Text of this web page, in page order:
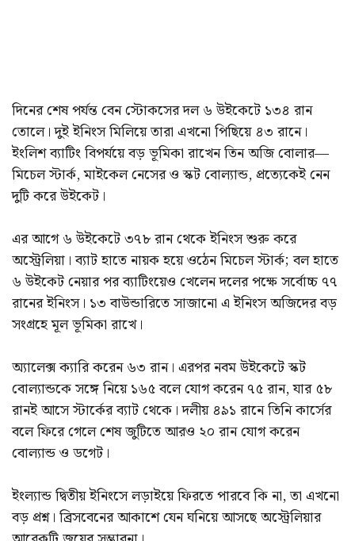
দিনের শেষ পর্যন্ত বেন স্টোকসের দল ৬ উইকেটে ১৩৪ রান
তোলে। দুই ইনিংস মিলিয়ে তারা এখনো পিছিয়ে ৪৩ রানে।
ইংলিশ ব্যাটিং বিপর্যয়ে বড় ভূমিকা রাখেন তিন অজি বোলার—
মিচেল স্টার্ক, মাইকেল নেসের ও স্কট বোল্যান্ড, প্রত্যেকেই নেন
দুটি করে উইকেট।
এর আগে ৬ উইকেটে ৩৭৮ রান থেকে ইনিংস শুরু করে
অস্ট্রেলিয়া। ব্যাট হাতে নায়ক হয়ে ওঠেন মিচেল স্টার্ক; বল হাতে
৬ উইকেট নেয়ার পর ব্যাটিংয়েও খেলেন দলের পক্ষে সর্বোচ্চ ৭৭
রানের ইনিংস। ১৩ বাউন্ডারিতে সাজানো এ ইনিংস অজিদের বড়
সংগ্রহে মূল ভূমিকা রাখে।
অ্যালেক্স ক্যারি করেন ৬৩ রান। এরপর নবম উইকেটে স্কট
বোল্যান্ডকে সঙ্গে নিয়ে ১৬৫ বলে যোগ করেন ৭৫ রান, যার ৫৮
রানই আসে স্টার্কের ব্যাট থেকে। দলীয় ৪৯১ রানে তিনি কার্সের
বলে ফিরে গেলে শেষ জুটিতে আরও ২০ রান যোগ করেন
বোল্যান্ড ও ডগেট।
ইংল্যান্ড দ্বিতীয় ইনিংসে লড়াইয়ে ফিরতে পারবে কি না, তা এখনো
বড় প্রশ্ন। ব্রিসবেনের আকাশে যেন ঘনিয়ে আসছে অস্ট্রেলিয়ার